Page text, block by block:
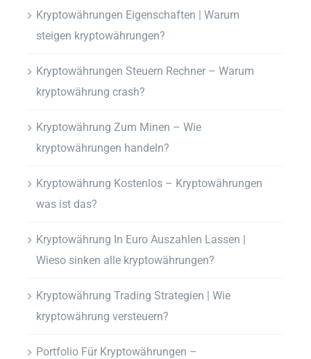
Kryptowährungen Eigenschaften | Warum
steigen kryptowährungen?
Kryptowährungen Steuern Rechner – Warum
kryptowährung crash?
Kryptowährung Zum Minen – Wie
kryptowährungen handeln?
Kryptowährung Kostenlos – Kryptowährungen
was ist das?
Kryptowährung In Euro Auszahlen Lassen |
Wieso sinken alle kryptowährungen?
Kryptowährung Trading Strategien | Wie
kryptowährung versteuern?
Portfolio Für Kryptowährungen –